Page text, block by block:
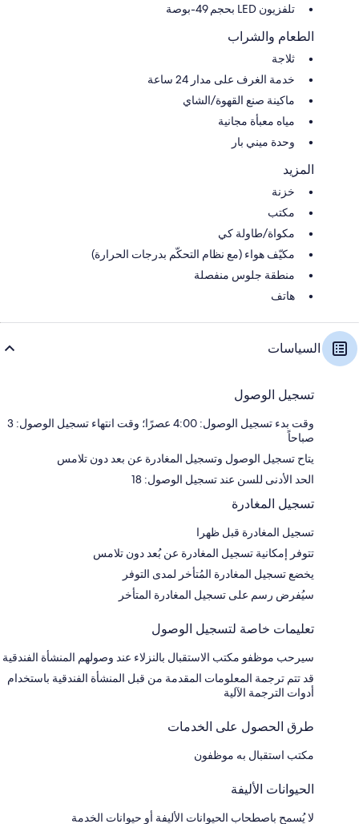
تلفزيون LED بحجم 49-بوصة
الطعام والشراب
ثلاجة
خدمة الغرف على مدار 24 ساعة
ماكينة صنع القهوة/الشاي
مياه معبأة مجانية
وحدة ميني بار
المزيد
خزنة
مكتب
مكواة/طاولة كي
مكيّف هواء (مع نظام التحكّم بدرجات الحرارة)
منطقة جلوس منفصلة
هاتف
السياسات
تسجيل الوصول
وقت بدء تسجيل الوصول: 4:00 عصرًا؛ وقت انتهاء تسجيل الوصول: 3
صباحاً
يتاح تسجيل الوصول وتسجيل المغادرة عن بعد دون تلامس
الحد الأدنى للسن عند تسجيل الوصول: 18
تسجيل المغادرة
تسجيل المغادرة قبل ظهرا
تتوفر إمكانية تسجيل المغادرة عن بُعد دون تلامس
يخضع تسجيل المغادرة المُتأخر لمدى التوفر
سيُفرض رسم على تسجيل المغادرة المتأخر
تعليمات خاصة لتسجيل الوصول
سيرحب موظفو مكتب الاستقبال بالنزلاء عند وصولهم المنشأة الفندقية
قد تتم ترجمة المعلومات المقدمة من قبل المنشأة الفندقية باستخدام
أدوات الترجمة الآلية
طرق الحصول على الخدمات
مكتب استقبال به موظفون
الحيوانات الأليفة
لا يُسمح باصطحاب الحيوانات الأليفة أو حيوانات الخدمة